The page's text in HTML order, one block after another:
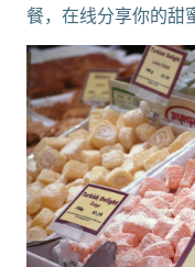
餐，在线分享你的甜